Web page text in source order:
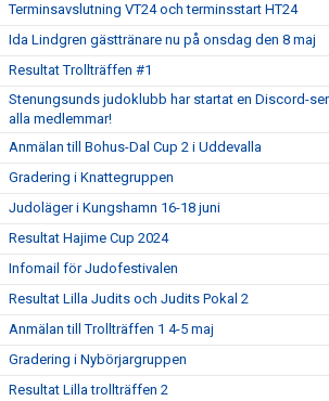
Terminsavslutning VT24 och terminsstart HT24
Ida Lindgren gästtränare nu på onsdag den 8 maj
Resultat Trollträffen #1
Stenungsunds judoklubb har startat en Discord-
alla medlemmar!
Anmälan till Bohus-Dal Cup 2 i Uddevalla
Gradering i Knattegruppen
Judoläger i Kungshamn 16-18 juni
Resultat Hajime Cup 2024
Infomail för Judofestivalen
Resultat Lilla Judits och Judits Pokal 2
Anmälan till Trollträffen 1 4-5 maj
Gradering i Nybörjargruppen
Resultat Lilla trollträffen 2